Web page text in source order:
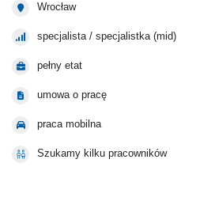
Wrocław
specjalista / specjalistka (mid)
pełny etat
umowa o pracę
praca mobilna
Szukamy kilku pracowników